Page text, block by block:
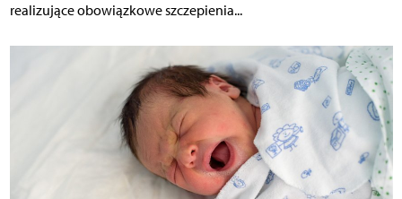
realizujące obowiązkowe szczepienia...